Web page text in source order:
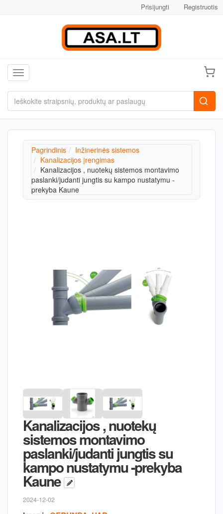
Prisijungti Registruotis
Toggle navigation
Pagrindinis
Inžinerinės sistemos
Kanalizacijos įrengimas
Kanalizacijos , nuotekų sistemos montavimo
paslanki/judanti jungtis su kampo nustatymu -
prekyba Kaune
Kanalizacijos , nuotekų
sistemos montavimo
paslanki/judanti jungtis su
kampo nustatymu -prekyba
Kaune
2024-12-02